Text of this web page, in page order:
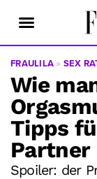
FRAULILA » SEX
Wie
Tipps
Partner
Spoiler: der